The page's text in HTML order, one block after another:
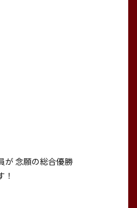
念願の総合優勝
！